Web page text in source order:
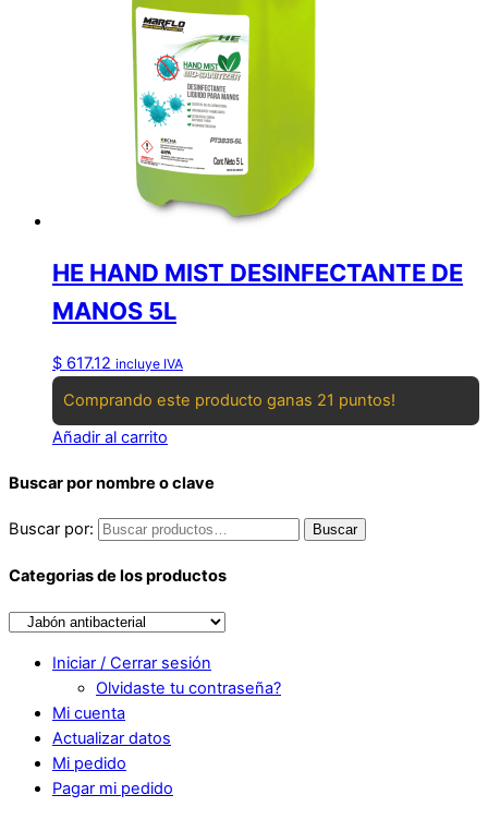
HE HAND MIST DESINFECTANTE DE
MANOS 5L
$ 617.12 incluye IVA
Comprando este producto ganas 21 puntos!
Añadir al carrito
Buscar por nombre o clave
Buscar por: Buscar
Categorias de los productos
Iniciar / Cerrar sesión
Olvidaste tu contraseña?
Mi cuenta
Actualizar datos
Mi pedido
Pagar mi pedido